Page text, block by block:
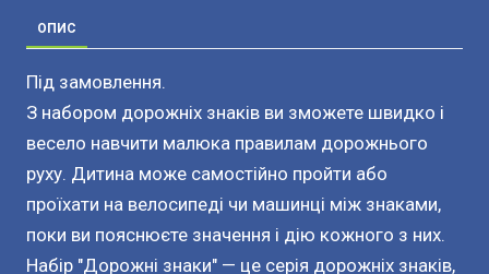
ОПИС
Під замовлення.
З набором дорожніх знаків ви зможете швидко і
весело навчити малюка правилам дорожнього
руху. Дитина може самостійно пройти або
проїхати на велосипеді чи машинці між знаками,
поки ви пояснюєте значення і дію кожного з них.
Набір "Дорожні знаки" — це серія дорожніх знаків,